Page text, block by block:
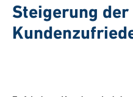
Steigerung der